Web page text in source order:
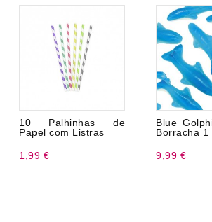
10 Palhinhas de
Papel com Listras
1,99 €
Blue
Borracha 1
9,99 €